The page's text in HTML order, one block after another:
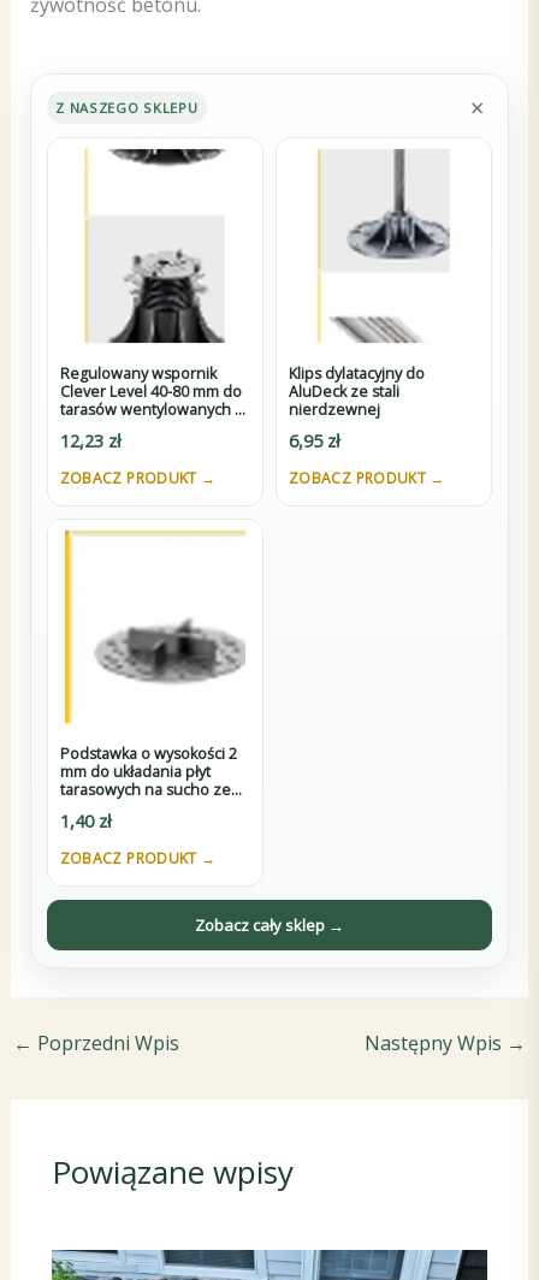
Z NASZEGO SKLEPU ×
Regulowany wspornik
Clever Level 40-80 mm do
tarasów wentylowanych z
i adapterem pod legary
12,23 zł
ZOBACZ PRODUKT →
Klips dylatacyjny do
AluDeck ze stali
nierdzewnej
6,95 zł
ZOBACZ PRODUKT →
Podstawka o wysokości 2
mm do układania płyt
tarasowych na sucho ze
1,40 zł
ZOBACZ PRODUKT →
Zobacz cały sklep →
← Poprzedni Wpis Następny Wpis →
Powiązane wpisy